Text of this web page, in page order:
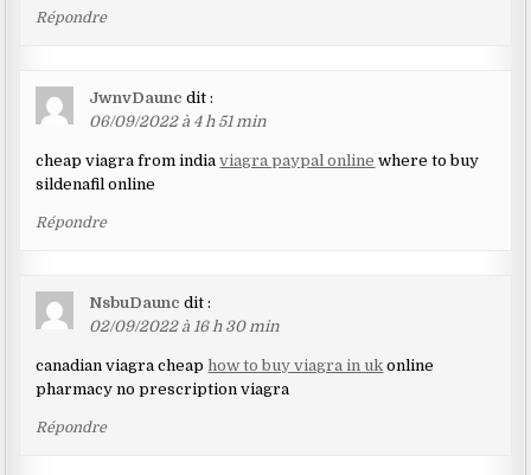
Répondre
JwnvDaunc dit :
06/09/2022 à 4 h 51 min
cheap viagra from indiaviagra paypal online where to buy
sildenafil online
Répondre
NsbuDaunc dit :
02/09/2022 à 16 h 30 min
canadian viagra cheap how to buy viagra in uk online
pharmacy no prescription viagra
Répondre